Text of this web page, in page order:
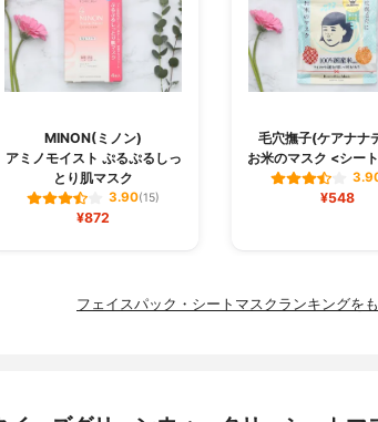
MINON(ミノン)
アミノモイスト ぷるぷるしっ
とり肌マスク
3.90(15)
¥872
毛穴撫子(ケアナナ
お米のマスク <シー
¥548
フェイスパック・シートマスクランキングを